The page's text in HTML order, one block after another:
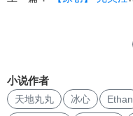
小说作者
天地丸丸 冰心 Ethan